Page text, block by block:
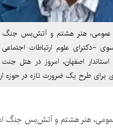
عمومی، هنر هشتم و آتش‌بس جنگ
-دکترای علوم ارتباطات
اصفهان، امروز در هتل جنت
برای طرح یک ضرورت تازه در حوزه
هنر هشتم و آتش‌بس جنگ